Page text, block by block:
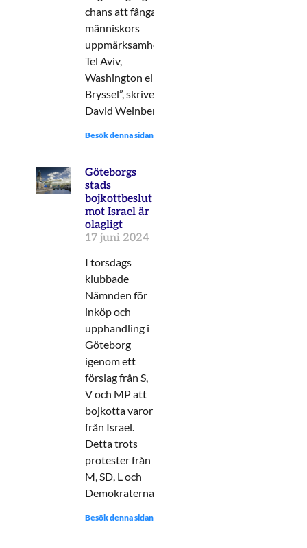
chans att fånga
människors
uppmärksamhet i
Tel Aviv,
Washington eller
Bryssel”, skriver
David Weinberg.
Besök denna sidan:
Göteborgs
stads
bojkottbeslut
mot Israel är
olagligt
17 juni 2024
I torsdags
klubbade
Nämnden för
inköp och
upphandling i
Göteborg
igenom ett
förslag från S,
V och MP att
bojkotta varor
från Israel.
Detta trots
protester från
M, SD, L och
Demokraterna.
Besök denna sidan: